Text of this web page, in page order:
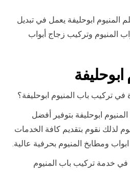
المنيوم ابوحليفة يعمل في تبديل
المنيوم وتركيب زجاج أبواب
تركيب باب المنيوم ابوحليفة؟
ابوحليفة بتوفير أفضل
لذلك نقوم بتقديم كافة الخدمات
ومطابخ المنيوم بحرفية عالية.
في خدمة تركيب باب المنيوم